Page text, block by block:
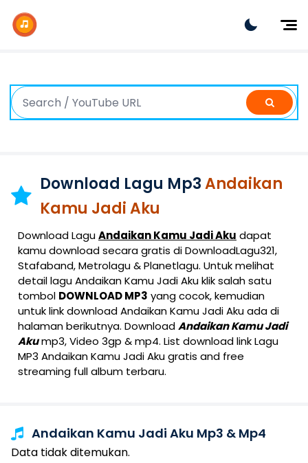
Dangdut
Indonesia
K-Pop
Download Lagu Mp3Andaikan
Kamu Jadi Aku
Download LaguAndaikan Kamu Jadi Aku dapat
kamu download secara gratis di DownloadLagu321,
Stafaband, Metrolagu & Planetlagu. Untuk melihat
detail lagu Andaikan Kamu Jadi Aku klik salah satu
tombol DOWNLOAD MP3 yang cocok, kemudian
untuk link download Andaikan Kamu Jadi Aku ada di
halaman berikutnya. DownloadAndaikan Kamu Jadi
Akump3, Video 3gp & mp4. List download link Lagu
MP3 Andaikan Kamu Jadi Aku gratis and free
streaming full album terbaru.
Andaikan Kamu Jadi Aku Mp3 & Mp4
Data tidak ditemukan.